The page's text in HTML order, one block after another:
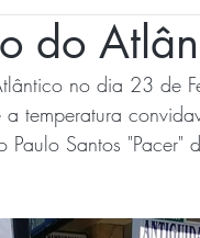
do
no dia 23 de
temperatura
Santos "Pacer"